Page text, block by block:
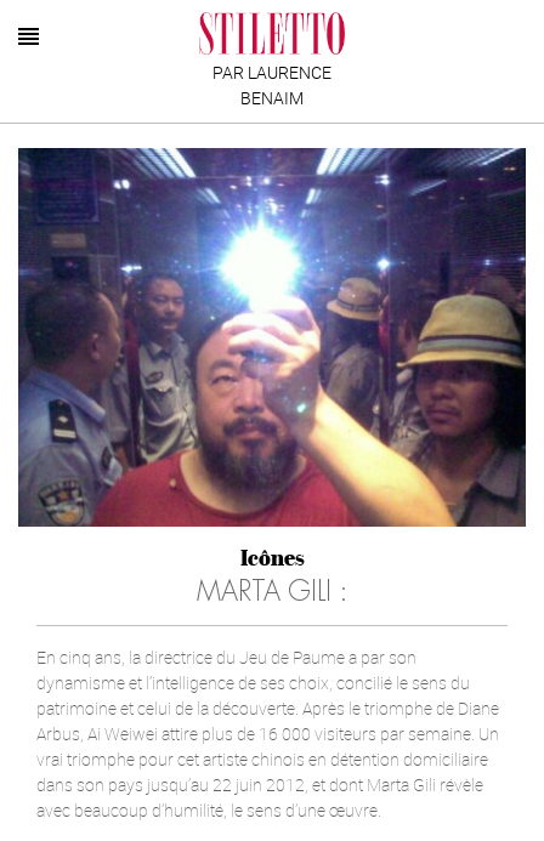
PAR LAURENCE
BENAIM
Icônes
MARTA GILI :
En cinq ans, la directrice du Jeu de Paume a par son
dynamisme et l’intelligence de ses choix, concilié le sens du
patrimoine et celui de la découverte. Après le triomphe de Diane
Arbus, Ai Weiwei attire plus de 16 000 visiteurs par semaine. Un
vrai triomphe pour cet artiste chinois en détention domiciliaire
dans son pays jusqu’au 22 juin 2012, et dont Marta Gili révèle
avec beaucoup d’humilité, le sens d’une œuvre.